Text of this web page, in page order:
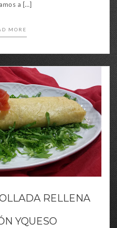
a […]
MORE
RELLENA
YQUESO